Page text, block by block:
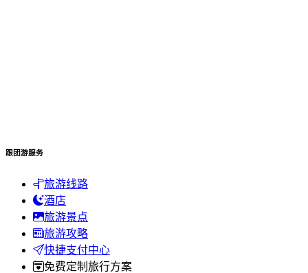
跟团游服务
旅游线路
酒店
旅游景点
旅游攻略
快捷支付中心
免费定制旅行方案